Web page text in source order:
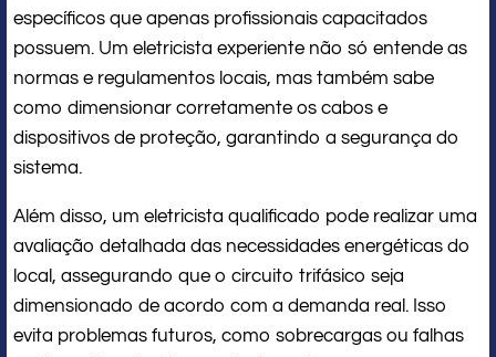
específicos que apenas profissionais capacitados
possuem. Um eletricista experiente não só entende as
normas e regulamentos locais, mas também sabe
como dimensionar corretamente os cabos e
dispositivos de proteção, garantindo a segurança do
sistema.
Além disso, um eletricista qualificado pode realizar uma
avaliação detalhada das necessidades energéticas do
local, assegurando que o circuito trifásico seja
dimensionado de acordo com a demanda real. Isso
evita problemas futuros, como sobrecargas ou falhas